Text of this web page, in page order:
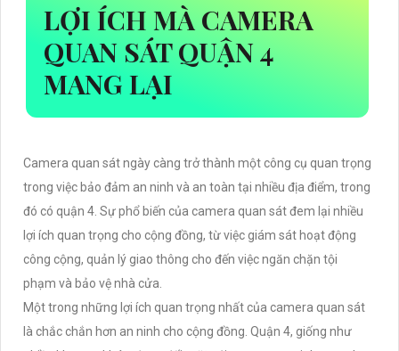
LỢI ÍCH MÀ CAMERA
QUAN SÁT QUẬN 4
MANG LẠI
Camera quan sát ngày càng trở thành một công cụ quan trọng
trong việc bảo đảm an ninh và an toàn tại nhiều địa điểm, trong
đó có quận 4. Sự phổ biến của camera quan sát đem lại nhiều
lợi ích quan trọng cho cộng đồng, từ việc giám sát hoạt động
công cộng, quản lý giao thông cho đến việc ngăn chặn tội
phạm và bảo vệ nhà cửa.
Một trong những lợi ích quan trọng nhất của camera quan sát
là chắc chắn hơn an ninh cho cộng đồng. Quận 4, giống như